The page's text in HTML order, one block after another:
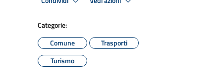
Categorie:
Comune
Trasporti
Turismo